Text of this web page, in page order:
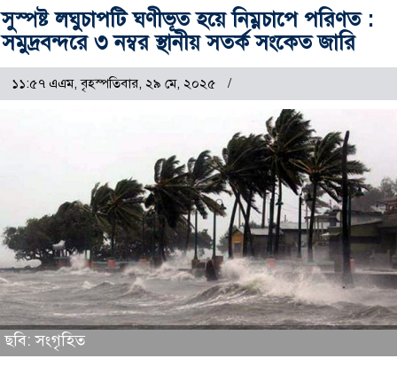
সুস্পষ্ট লঘুচাপটি ঘণীভূত হয়ে নিম্নচাপে পরিণত :
সমুদ্রবন্দরে ৩ নম্বর স্থানীয় সতর্ক সংকেত জারি
১১:৫৭ এএম, বৃহস্পতিবার, ২৯ মে, ২০২৫
ছবি: সংগৃহিত